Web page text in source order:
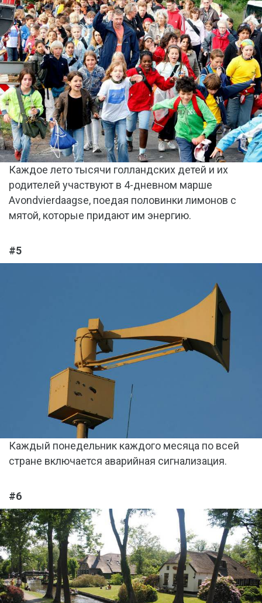
Каждое лето тысячи голландских детей и их
родителей участвуют в 4-дневном марше
Avondvierdaagse, поедая половинки лимонов с
мятой, которые придают им энергию.
#5
Каждый понедельник каждого месяца по всей
стране включается аварийная сигнализация.
#6